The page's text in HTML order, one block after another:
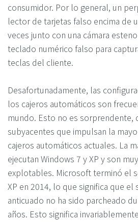
consumidor. Por lo general, un
lector de tarjetas falso encima de
veces junto con una cámara
teclado numérico falso para
teclas del cliente.
Desafortunadamente, las
los cajeros automáticos son
mundo. Esto no es sorprendente,
subyacentes que impulsan la
cajeros automáticos actuales. La
ejecutan Windows 7 y XP y son
explotables. Microsoft terminó el
XP en 2014, lo que significa que el
anticuado no ha sido parcheado
años. Esto significa